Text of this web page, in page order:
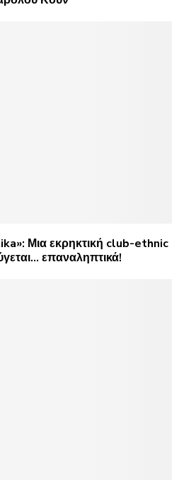
Μια εκρηκτική club-ethnic
επαναληπτικά!